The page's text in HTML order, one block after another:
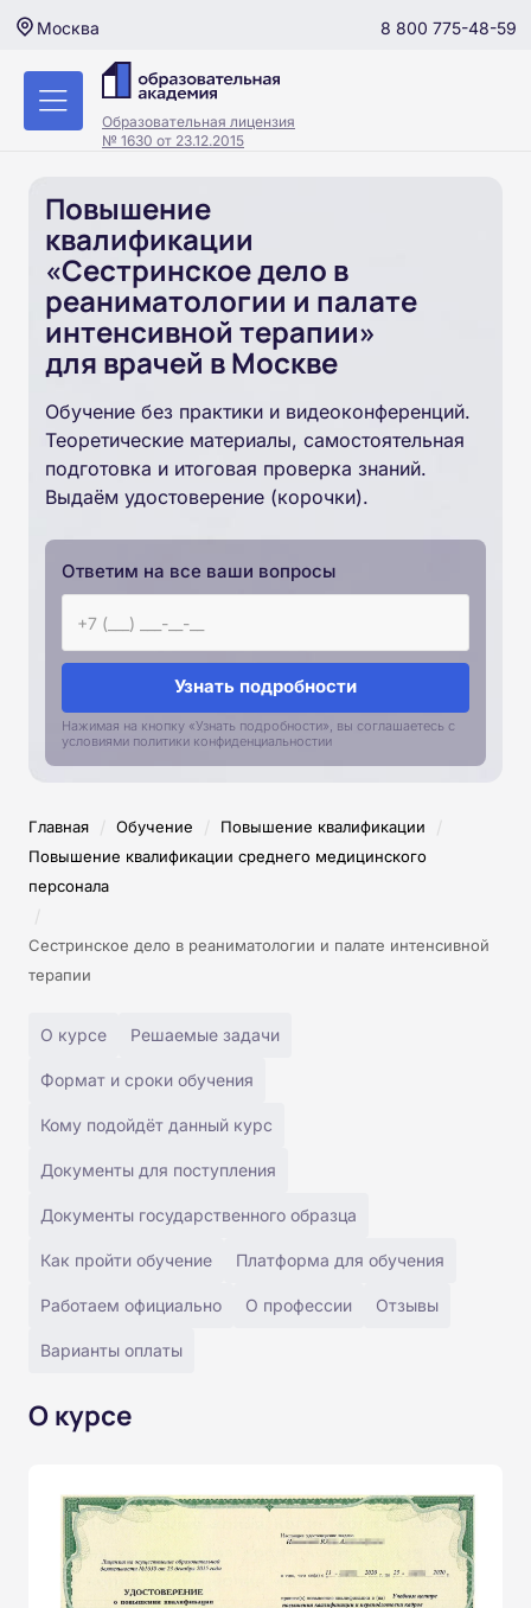
Москва 8 800 775-48-59
Образовательная лицензия
№ 1630 от 23.12.2015
Повышение
квалификации
«Сестринское дело в
реаниматологии и палате
интенсивной терапии»
для врачей в Москве
Обучение без практики и видеоконференций.
Теоретические материалы, самостоятельная
подготовка и итоговая проверка знаний.
Выдаём удостоверение (корочки).
Ответим на все ваши вопросы
Узнать подробности
Нажимая на кнопку «Узнать подробности», вы соглашаетесь с
условиями политики конфиденциальностии
Главная / Обучение / Повышение квалификации /
Повышение квалификации среднего медицинского
персонала
/
Сестринское дело в реаниматологии и палате интенсивной
терапии
О курсе Решаемые задачи
Формат и сроки обучения
Кому подойдёт данный курс
Документы для поступления
Документы государственного образца
Как пройти обучение Платформа для обучения
Работаем официально О профессии Отзывы
Варианты оплаты
О курсе